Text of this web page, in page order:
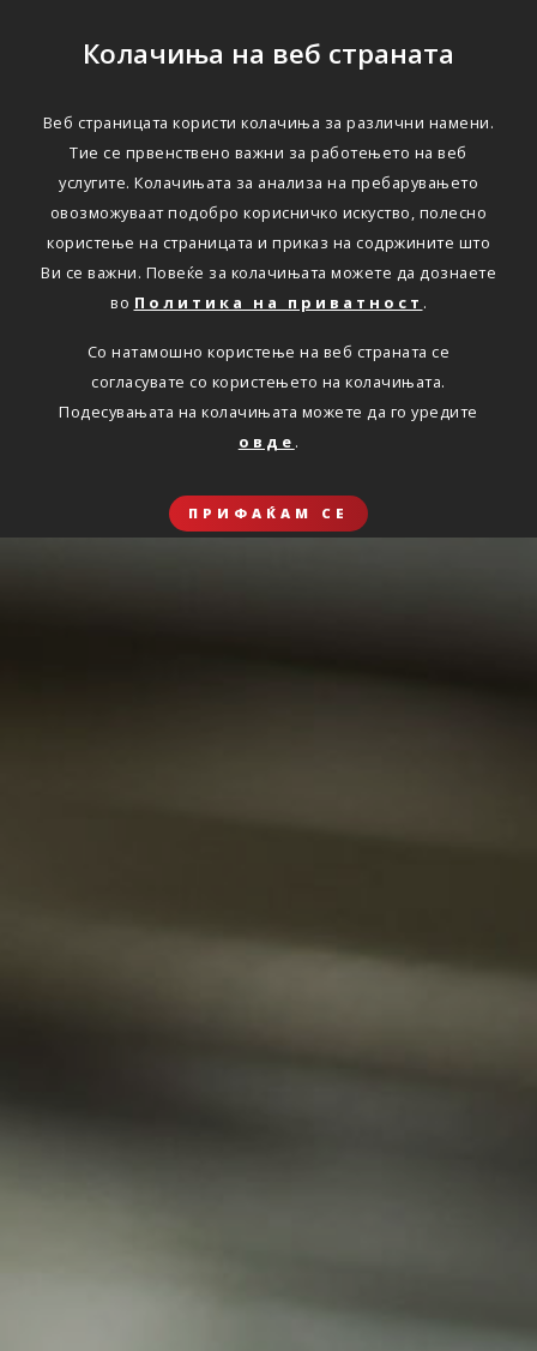
Колачиња на веб страната
Веб страницата користи колачиња за различни намени.
Тие се првенствено важни за работењето на веб
услугите. Колачињата за анализа на пребарувањето
овозможуваат подобро корисничко искуство, полесно
користење на страницата и приказ на содржините што
Ви се важни. Повеќе за колачињата можете да дознаете
во Политика на приватност .
Со натамошно користење на веб страната се
согласувате со користењето на колачињата.
Подесувањата на колачињата можете да го уредите
овде .
ПРИФАЌАМ СЕ